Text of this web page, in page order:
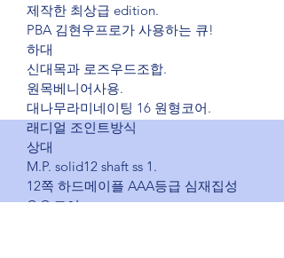
제작한 최상급 edition.
PBA 김현우프로가 사용하는 큐!
하대
신대목과 로즈우드조합.
원목베니어사용.
대나무라미네이팅 16 원형코어.
래디얼 조인트방식
상대
M.P. solid12 shaft ss 1.
12쪽 하드메이플 AAA등급 심재집성
C.C.코어.